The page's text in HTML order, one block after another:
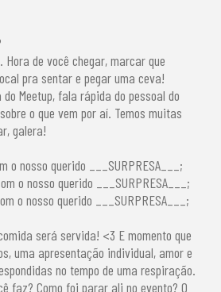
Hora de você chegar, marcar que
pra sentar e pegar uma ceva!
do Meetup, fala rápida do pessoal do
o que vem por aí. Temos muitas
galera!
o nosso querido ___SURPRESA___;
o nosso querido ___SURPRESA___;
o nosso querido ___SURPRESA___;
será servida! <3 E momento que
uma apresentação individual, amor e
no tempo de uma respiração.
faz? Como foi parar ali no evento? O